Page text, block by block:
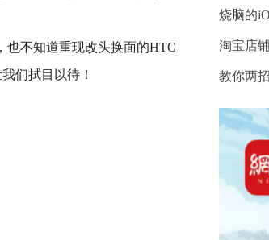
也不知道重现改头换面的HTC
们拭目以待！
烧脑的
淘宝店
教你两